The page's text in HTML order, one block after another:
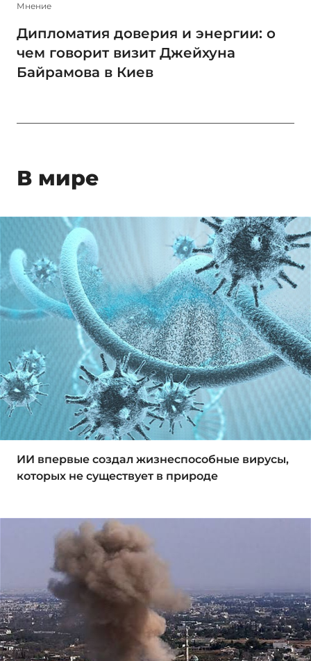
Мнение
Дипломатия доверия и энергии: о
чем говорит визит Джейхуна
Байрамова в Киев
В мире
ИИ впервые создал жизнеспособные вирусы,
которых не существует в природе